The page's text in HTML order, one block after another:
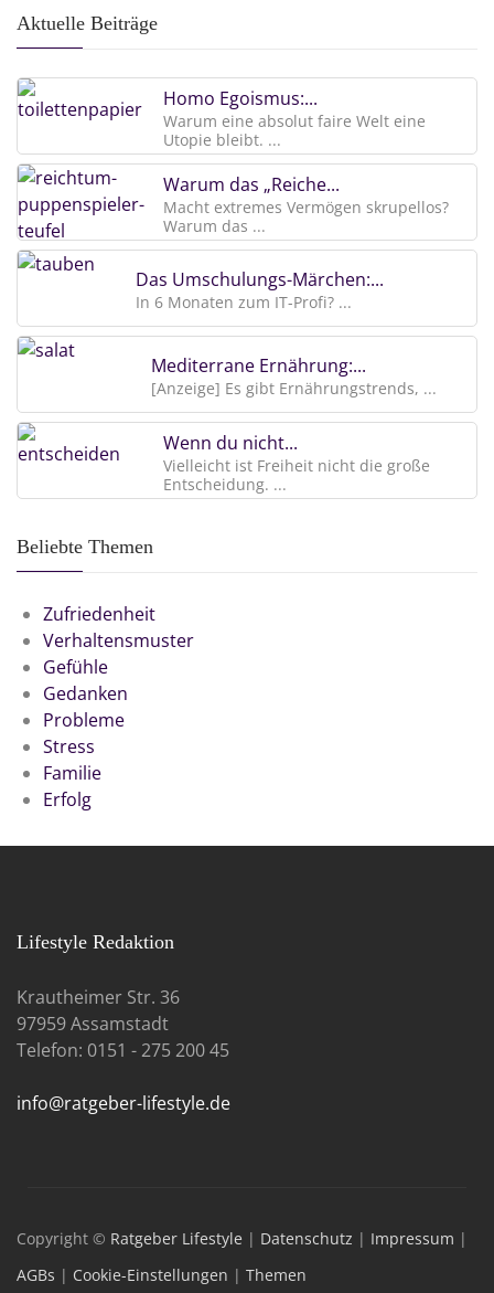
Aktuelle Beiträge
Homo Egoismus:...
Warum eine absolut faire Welt eine
Utopie bleibt. ...
Warum das „Reiche...
Macht extremes Vermögen skrupellos?
Warum das ...
Das Umschulungs-Märchen:...
In 6 Monaten zum IT-Profi? ...
Mediterrane Ernährung:...
[Anzeige] Es gibt Ernährungstrends, ...
Wenn du nicht...
Vielleicht ist Freiheit nicht die große
Entscheidung. ...
Beliebte Themen
Zufriedenheit
Verhaltensmuster
Gefühle
Gedanken
Probleme
Stress
Familie
Erfolg
Lifestyle Redaktion
Krautheimer Str. 36
97959 Assamstadt
Telefon: 0151 - 275 200 45
info@ratgeber-lifestyle.de
Copyright © Ratgeber Lifestyle | Datenschutz | Impressum |
AGBs | Cookie-Einstellungen | Themen